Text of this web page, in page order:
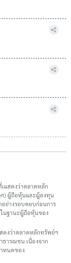
เแสดงว่าตลาดหลัก
ผู้ถือหุ้นและผู้ลงทุน
ย่างรอบคอบก่อนการ
นฐานะผู้ถือหุ้นของ
ดงว่าตลาดหลักทรัพย์ฯ
ธารณชน เนื่องจาก
หนดของ